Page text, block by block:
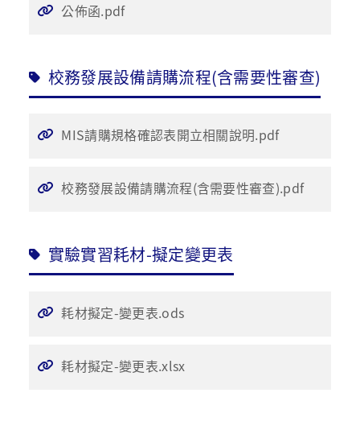
公佈函.pdf
校務發展設備請購流程(含需要性審查)
MIS請購規格確認表開立相關說明.pdf
校務發展設備請購流程(含需要性審查).pdf
實驗實習耗材-擬定變更表
耗材擬定-變更表.ods
耗材擬定-變更表.xlsx